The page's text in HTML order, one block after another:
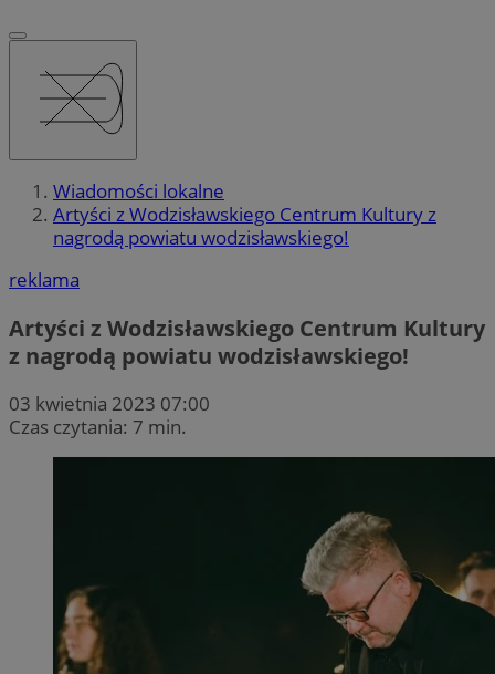
Wiadomości lokalne
Artyści z Wodzisławskiego Centrum Kultury z
nagrodą powiatu wodzisławskiego!
reklama
Artyści z Wodzisławskiego Centrum Kultury
z nagrodą powiatu wodzisławskiego!
03 kwietnia 2023 07:00
Czas czytania: 7 min.